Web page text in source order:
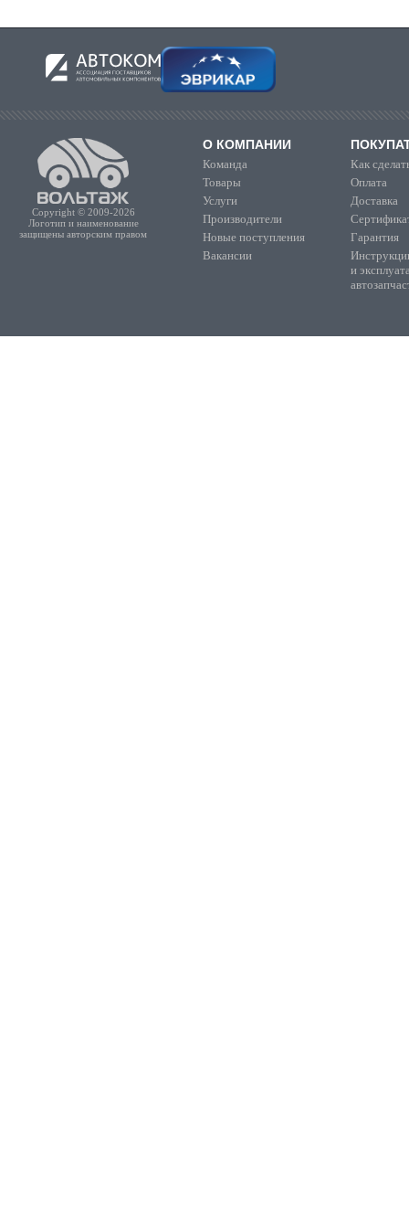
Copyright © 2009-2026
Логотип и наименование
защищены авторским правом
О КОМПАНИИ
Команда
Товары
Услуги
Производители
Новые поступления
Вакансии
Как
Оплата
Доставка
Гарантия
и